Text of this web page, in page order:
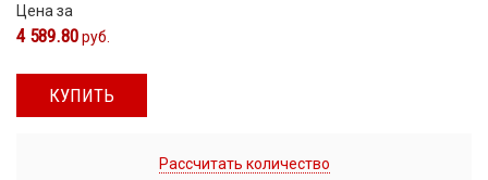
Цена за
4 589.80руб.
КУПИТЬ
Рассчитать количество